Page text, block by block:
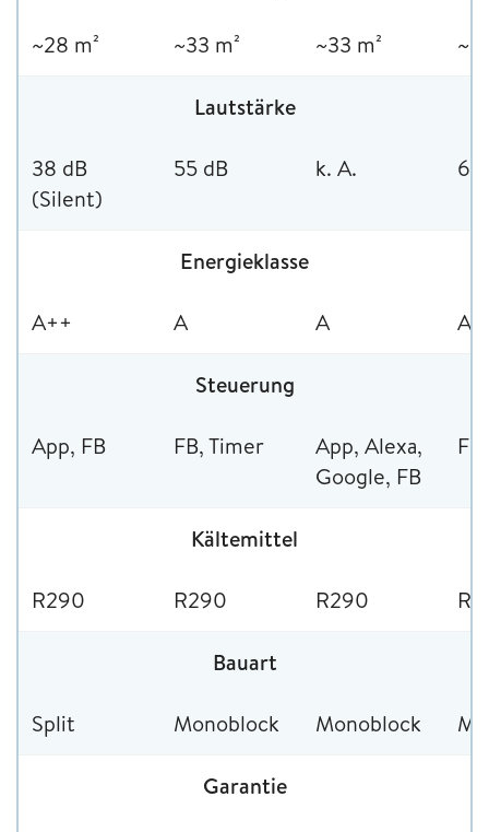
~28 m² ~33 m² ~33 m²
Lautstärke
38 dB
(Silent)
55 dB k. A. 63
Energieklasse
A++ A A A
Steuerung
App, FB FB, Timer
App, Alexa,
Google, FB
Kältemittel
R290 R290 R290
Bauart
Split Monoblock Monoblock
Garantie